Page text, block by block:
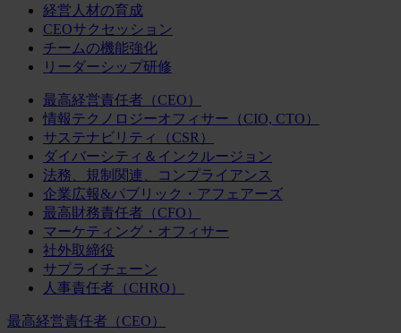
経営人材の育成
CEOサクセッション
チームの機能強化
リーダーシップ研修
最高経営責任者（CEO）
情報テクノロジーオフィサー（CIO, CTO）
サステナビリティ（CSR）
ダイバーシティ＆インクルージョン
法務、規制関連、コンプライアンス
企業広報&パブリック・アフェアーズ
最高財務責任者（CFO）
マーケティング・オフィサー
社外取締役
サプライチェーン
人事責任者（CHRO）
最高経営責任者（CEO）